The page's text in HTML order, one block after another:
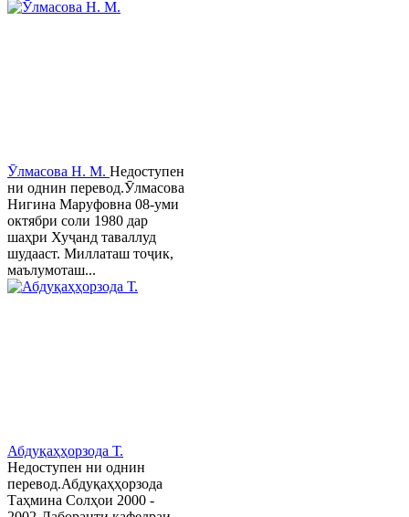
Ӯлмасова Н. М. Недоступен
ни однин перевод.Ӯлмасова
Нигина Маруфовна 08-уми
октябри соли 1980 дар
шаҳри Хуҷанд таваллуд
шудааст. Миллаташ тоҷик,
маълумоташ...
Абдуқаҳҳорзода Т.
Недоступен ни однин
перевод.Абдуқаҳҳорзода
Таҳмина Солҳои 2000 -